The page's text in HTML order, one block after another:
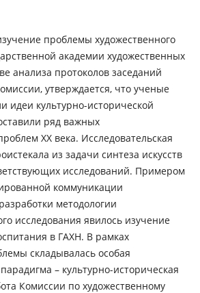
проблемы художественного
академии художественных
анализа протоколов заседаний
утверждается, что ученые
идеи культурно-исторической
ряд важных
ХХ века. Исследовательская
из задачи синтеза искусств
исследований. Примером
коммуникации
методологии
исследования явилось изучение
в ГАХН. В рамках
складывалась особая
– культурно-историческая
Комиссии по художественному